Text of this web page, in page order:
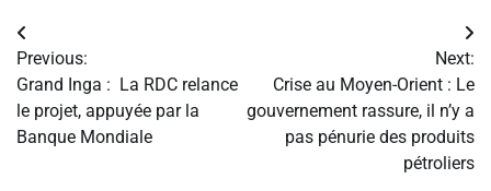
Navigation
de
l’article
Previous:
Grand Inga : La RDC relance
le projet, appuyée par la
Banque Mondiale
Next:
Crise au Moyen-Orient : Le
gouvernement rassure, il n’y a
pas pénurie des produits
pétroliers